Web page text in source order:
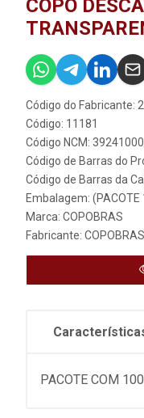
COPO
Código do Fabricante:
Código: 11181
Código NCM: 39241000
Código de Barras do
Código de Barras da
Embalagem: (PACOTE
Marca: COPOBRAS
Fabricante: COPOBRAS
PACOTE COM